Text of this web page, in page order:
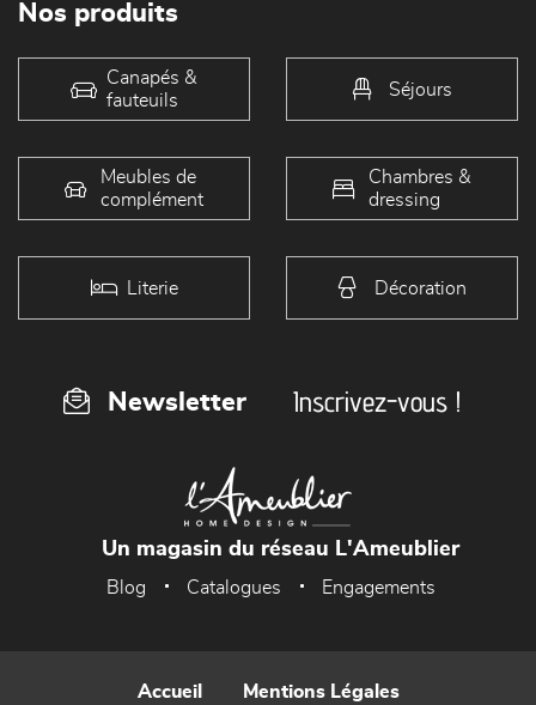
Nos produits
Canapés &
fauteuils
Séjours
Meubles de
complément
Chambres &
dressing
Literie Décoration
Newsletter Inscrivez-vous !
Un magasin du réseau L'Ameublier
Blog Catalogues Engagements
Accueil Mentions Légales